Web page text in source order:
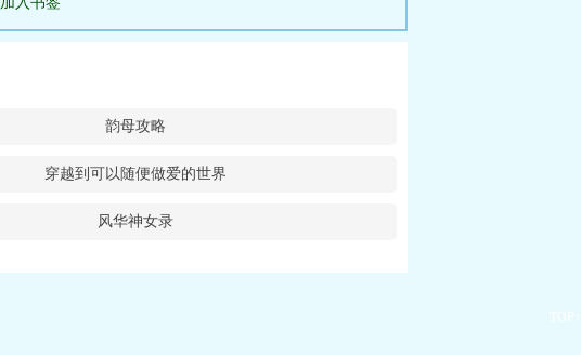
韵母攻略
穿越到可以随便做爱的世界
风华神女录